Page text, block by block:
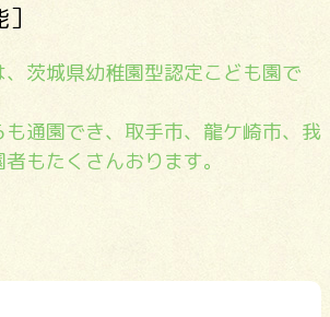
茨城県幼稚園型認定こども園で
通園でき、取手市、龍ケ崎市、我
もたくさんおります。